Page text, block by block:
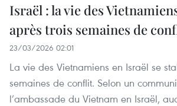
Israël : la vie des
après trois semaines de
23/03/2026 02:01
La vie des Vietnamiens en Israël se
semaines de conflit. Selon un
l’ambassade du Vietnam en Israël,